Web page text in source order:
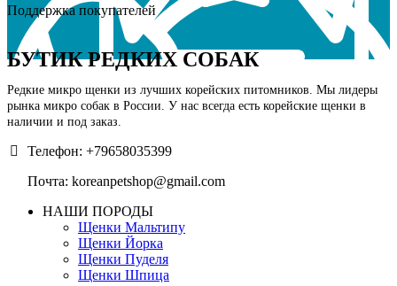
Поддержка покупателей
БУТИК РЕДКИХ СОБАК
Редкие микро щенки из лучших корейских питомников. Мы лидеры
рынка микро собак в России. У нас всегда есть корейские щенки в
наличии и под заказ.
Телефон: +79658035399
Почта: koreanpetshop@gmail.com
НАШИ ПОРОДЫ
Щенки Мальтипу
Щенки Йорка
Щенки Пуделя
Щенки Шпица